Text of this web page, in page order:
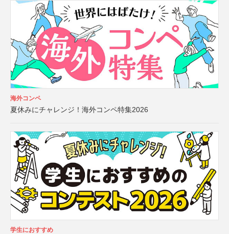
海外コンペ
夏休みにチャレンジ！海外コンペ特集2026
学生におすすめ